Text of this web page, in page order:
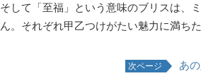
そして「至福」という意味のブリスは、
ん。それぞれ甲乙つけがたい魅力に満ち
次ページ あ